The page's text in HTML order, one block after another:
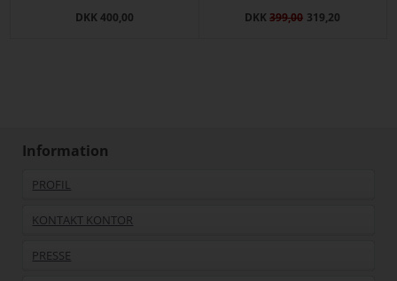
DKK 400,00 DKK399,00 319,20
Information
PROFIL
KONTAKT KONTOR
PRESSE